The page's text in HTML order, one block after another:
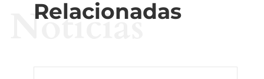
Relacionadas
Noticias